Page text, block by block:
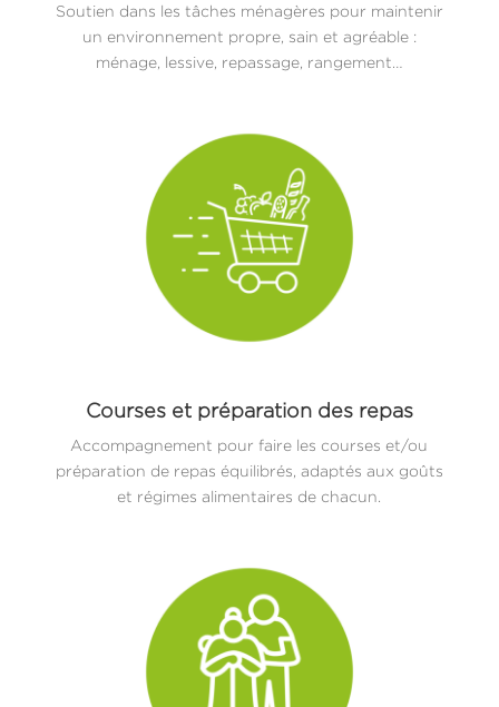
Soutien dans les tâches ménagères pour maintenir
un environnement propre, sain et agréable :
ménage, lessive, repassage, rangement…
Courses et préparation des repas
Accompagnement pour faire les courses et/ou
préparation de repas équilibrés, adaptés aux goûts
et régimes alimentaires de chacun.